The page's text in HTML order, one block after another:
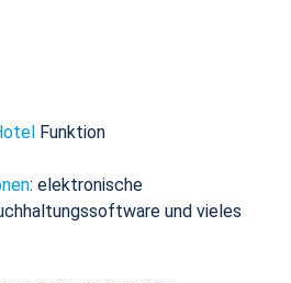
Funktion
: elektronische
und vieles